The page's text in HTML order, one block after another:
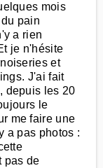
mois
pain
a rien
je n'hésite
et
J'ai fait
depuis les 20
le
me faire une
a pas photos :
pas de